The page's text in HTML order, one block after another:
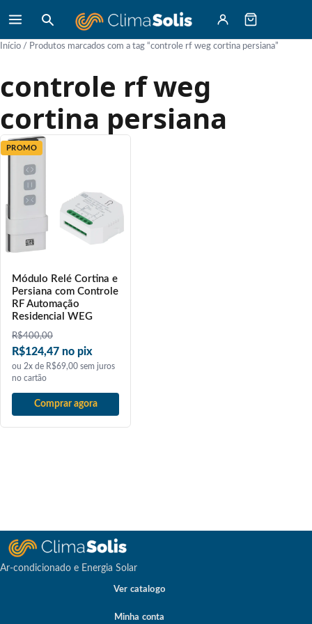
Início / Produtos marcados com a tag “controle rf weg cortina persiana”
controle rf weg
cortina persiana
PROMO
Módulo Relé Cortina e
Persiana com Controle
RF Automação
Residencial WEG
R$400,00
R$124,47 no pix
ou 2x de R$69,00 sem juros
no cartão
Comprar agora
Ar-condicionado e Energia Solar
Ver catalogo
Minha conta